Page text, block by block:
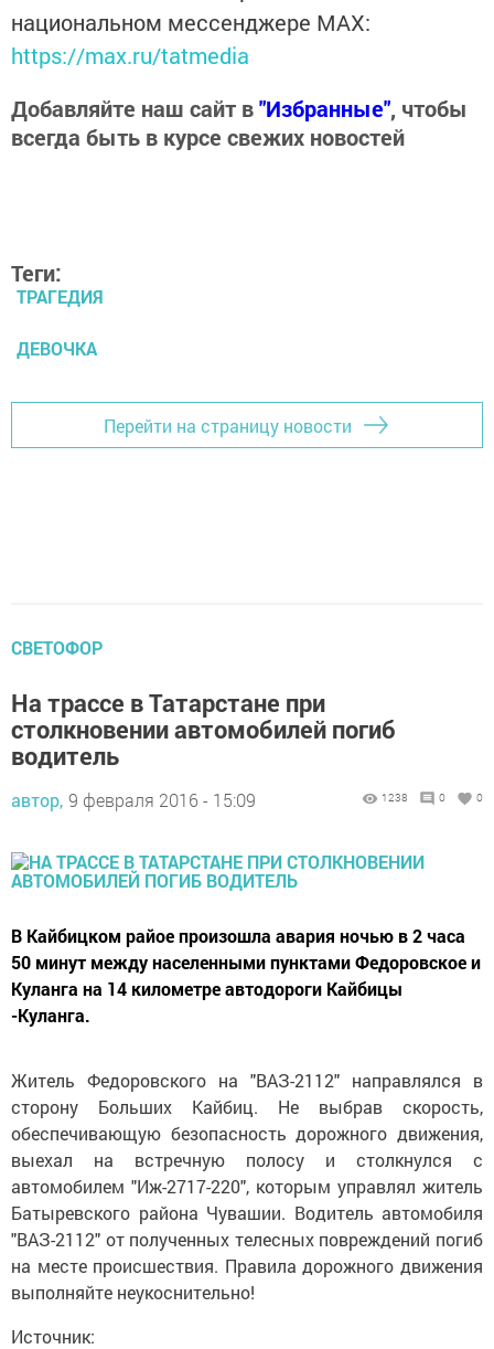
национальном мессенджере MАХ:
https://max.ru/tatmedia
Добавляйте наш сайт в"Избранные", чтобы
всегда быть в курсе свежих новостей
Теги:
ТРАГЕДИЯ
ДЕВОЧКА
Перейти на страницу новости
СВЕТОФОР
На трассе в Татарстане при
столкновении автомобилей погиб
водитель
автор, 9 февраля 2016 - 15:09 1238 0 0
В Кайбицком райое произошла авария ночью в 2 часа
50 минут между населенными пунктами Федоровское и
Куланга на 14 километре автодороги Кайбицы
-Куланга.
Житель Федоровского на "ВАЗ-2112" направлялся в
сторону Больших Кайбиц. Не выбрав скорость,
обеспечивающую безопасность дорожного движения,
выехал на встречную полосу и столкнулся с
автомобилем "Иж-2717-220", которым управлял житель
Батыревского района Чувашии. Водитель автомобиля
"ВАЗ-2112" от полученных телесных повреждений погиб
на месте происшествия. Правила дорожного движения
выполняйте неукоснительно!
Источник: